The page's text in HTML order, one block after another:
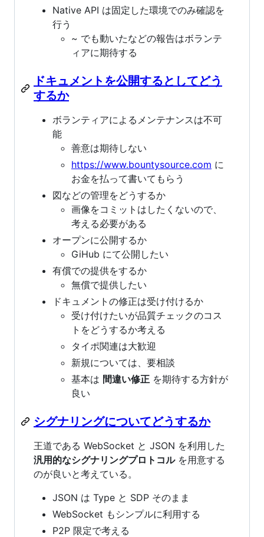
Native API は固定した環境でのみ確認を
行う
~ でも動いたなどの報告はボランテ
ィアに期待する
ドキュメントを公開するとしてどう
するか
ボランティアによるメンテナンスは不可
能
善意は期待しない
https://www.bountysource.com に
お金を払って書いてもらう
図などの管理をどうするか
画像をコミットはしたくないので、
考える必要がある
オープンに公開するか
GiHub にて公開したい
有償での提供をするか
無償で提供したい
ドキュメントの修正は受け付けるか
受け付けたいが品質チェックのコス
トをどうするか考える
タイポ関連は大歓迎
新規については、要相談
基本は 間違い修正 を期待する方針が
良い
シグナリングについてどうするか
王道である WebSocket と JSON を利用した
汎用的なシグナリングプロトコルを用意する
のが良いと考えている。
JSON は Type と SDP そのまま
WebSocket もシンプルに利用する
P2P 限定で考える